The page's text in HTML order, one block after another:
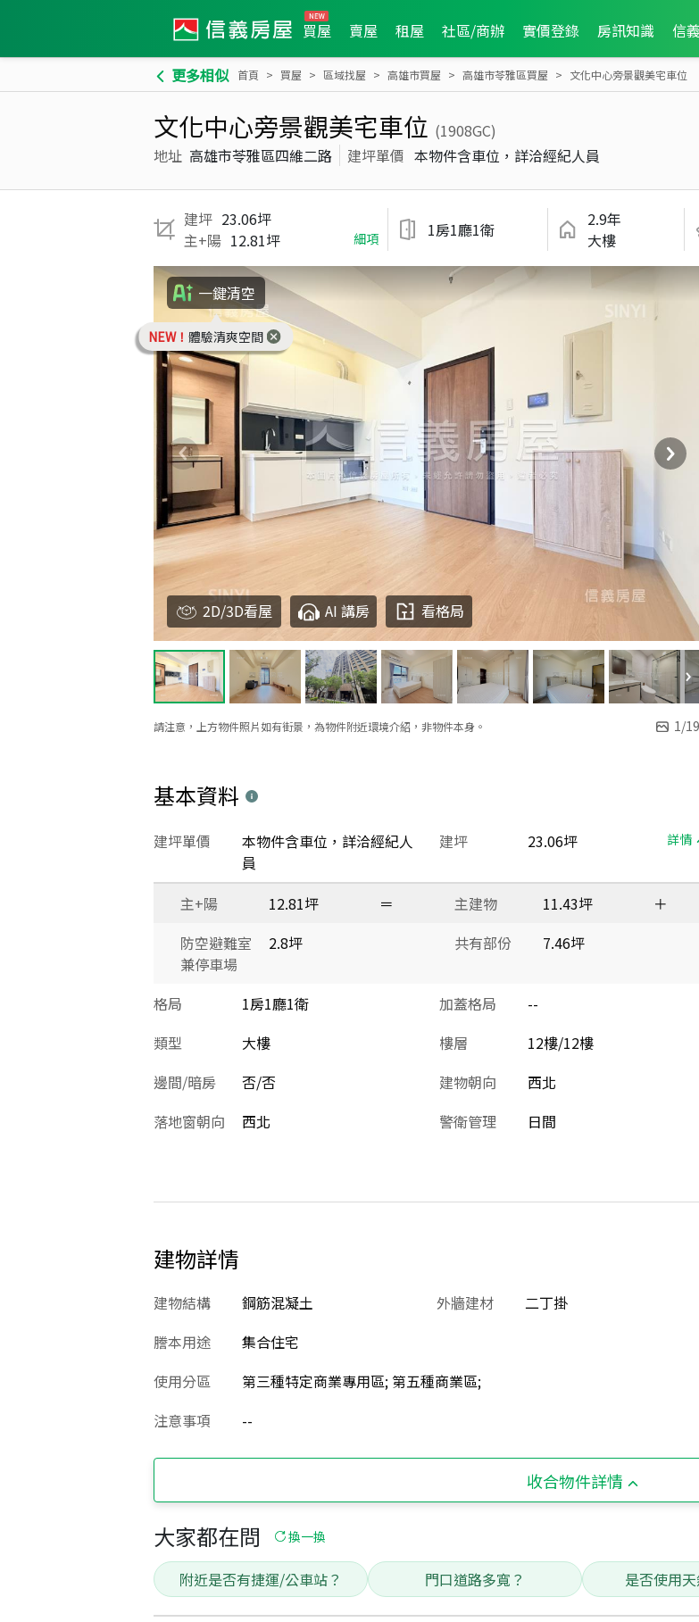
買屋 賣屋 租屋 社區/商辦 實價登錄 房訊知識 信
更多相似 首頁 買屋 區域找屋 高雄市買屋 高雄市苓雅區買屋 文化中心旁景觀美宅車位
文化中心旁景觀美宅車位 (1908GC)
地址 高雄市苓雅區四維二路 建坪單價 本物件含車位，詳洽經紀人員
建坪 23.06坪
主+陽 12.81坪 細項 1房1廳1衛
2.9年
大樓
一鍵清空
NEW！ 體驗清爽空間
請注意，上方物件照片如有街景，為物件附近環境介紹，非物件本身。 1/19
2D/3D看屋 AI 講房 看格局
基本資料
建坪 23.06坪 詳情
建坪單價
本物件含車位，詳洽經紀人
員
主+陽 12.81坪 ＝ 主建物 11.43坪 ＋
防空避難室
兼停車場
2.8坪 共有部份 7.46坪
格局 1房1廳1衛 加蓋格局 --
類型
大樓 樓層 12樓/12樓
邊間/暗房
否/否 建物朝向 西北
落地窗朝向
西北 警衛管理 日間
建物詳情
建物結構 鋼筋混凝土 外牆建材 二丁掛
謄本用途
集合住宅
使用分區
第三種特定商業專用區; 第五種商業區;
注意事項
--
收合物件詳情
大家都在問 換一換
附近是否有捷運/公車站？ 門口道路多寬？ 是否使用